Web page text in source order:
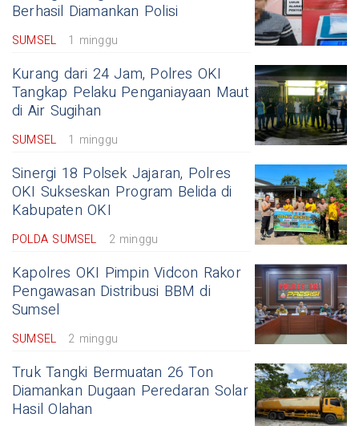
Berhasil Diamankan Polisi
SUMSEL 1 minggu
Kurang dari 24 Jam, Polres OKI
Tangkap Pelaku Penganiayaan Maut
di Air Sugihan
SUMSEL 1 minggu
Sinergi 18 Polsek Jajaran, Polres
OKI Sukseskan Program Belida di
Kabupaten OKI
POLDA SUMSEL 2 minggu
Kapolres OKI Pimpin Vidcon Rakor
Pengawasan Distribusi BBM di
Sumsel
SUMSEL 2 minggu
Truk Tangki Bermuatan 26 Ton
Diamankan Dugaan Peredaran Solar
Hasil Olahan